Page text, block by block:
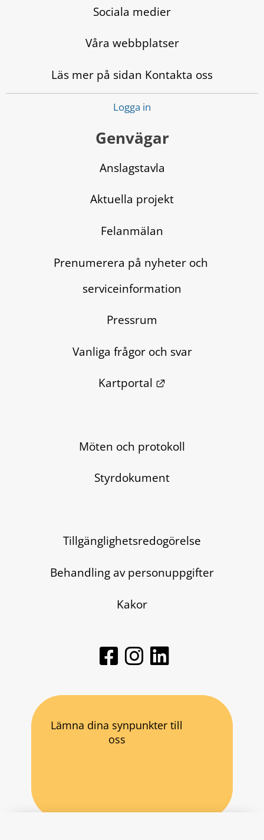
Sociala medier
Våra webbplatser
Läs mer på sidan Kontakta oss
Logga in
Genvägar
Anslagstavla
Aktuella projekt
Felanmälan
Prenumerera på nyheter och
serviceinformation
Pressrum
Vanliga frågor och svar
Kartportal
Länk till annan
Möten och protokoll
Styrdokument
Tillgänglighetsredogörelse
Behandling av personuppgifter
Kakor
Lämna dina synpunkter till
oss